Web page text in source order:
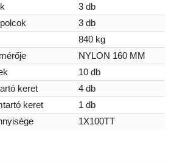
3 db
3 db
840 kg
NYLON 160 MM
10 db
keret
4 db
keret
1 db
1X100TT